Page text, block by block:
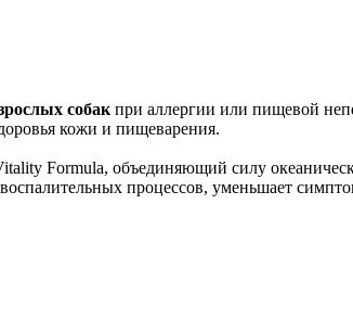
собак при аллергии или пищевой
кожи и пищеварения.
Formula, объединяющий силу
процессов, уменьшает